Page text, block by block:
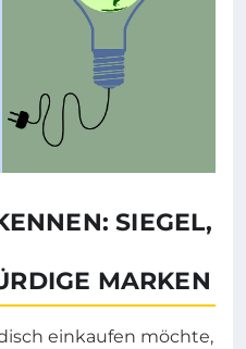
SIEGEL,
MARKEN
einkaufen möchte,